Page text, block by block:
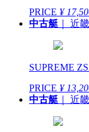
PRICE ¥
中古艇 ｜ 近
SUPREME
PRICE ¥
中古艇 ｜ 近